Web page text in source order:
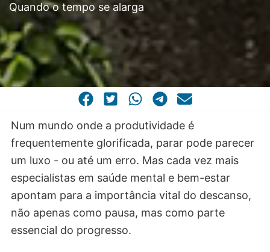
ESPIRITUALIDADE
EDUCAÇÃO
SOCIAL
CASA COMUM
POR VOCAÇÃO
Quando o tempo se alarga
Num mundo onde a produtividade é
frequentemente glorificada, parar pode parecer
um luxo - ou até um erro. Mas cada vez mais
especialistas em saúde mental e bem-estar
apontam para a importância vital do descanso,
não apenas como pausa, mas como parte
essencial do progresso.